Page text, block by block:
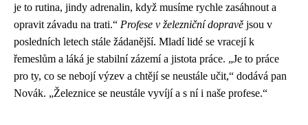
je to rutina, jindy adrenalin, když musíme rychle zasáhnout a
opravit závadu na trati.“ Profese v železniční dopravě jsou v
posledních letech stále žádanější. Mladí lidé se vracejí k
řemeslům a láká je stabilní zázemí a jistota práce. „Je to práce
pro ty, co se nebojí výzev a chtějí se neustále učit,“ dodává pan
Novák. „Železnice se neustále vyvíjí a s ní i naše profese.“